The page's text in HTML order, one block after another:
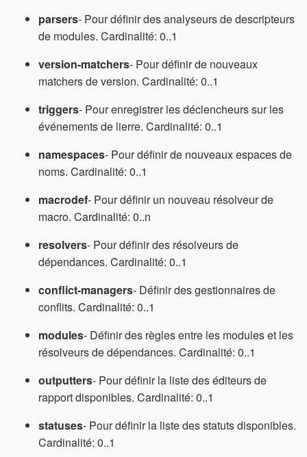
parsers- Pour définir des analyseurs de descripteurs
de modules. Cardinalité: 0..1
version-matchers- Pour définir de nouveaux
matchers de version. Cardinalité: 0..1
triggers- Pour enregistrer les déclencheurs sur les
événements de lierre. Cardinalité: 0..1
namespaces- Pour définir de nouveaux espaces de
noms. Cardinalité: 0..1
macrodef- Pour définir un nouveau résolveur de
macro. Cardinalité: 0..n
resolvers- Pour définir des résolveurs de
dépendances. Cardinalité: 0..1
conflict-managers- Définir des gestionnaires de
conflits. Cardinalité: 0..1
modules- Définir des règles entre les modules et les
résolveurs de dépendances. Cardinalité: 0..1
outputters- Pour définir la liste des éditeurs de
rapport disponibles. Cardinalité: 0..1
statuses- Pour définir la liste des statuts disponibles.
Cardinalité: 0..1